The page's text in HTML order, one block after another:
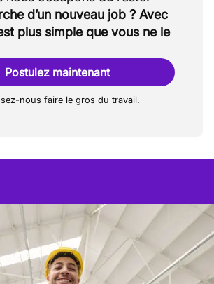
d’un nouveau job ? Avec
plus simple que vous ne le
Postulez maintenant
nous faire le gros du travail.